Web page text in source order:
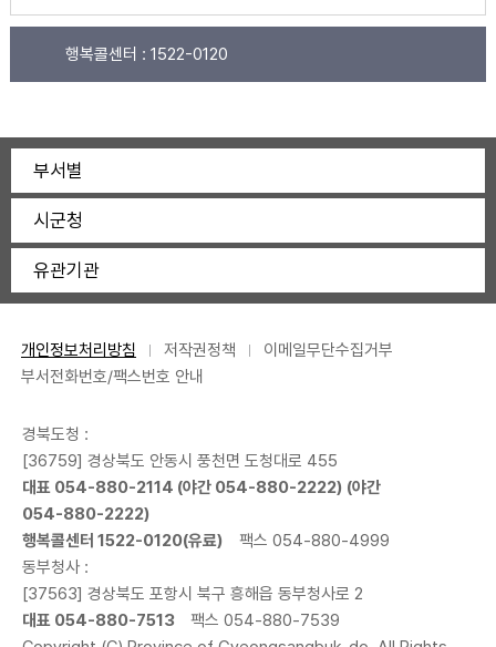
행복콜센터 : 1522-0120
부서별
시군청
유관기관
개인정보처리방침 저작권정책
이메일무단수집거부
부서전화번호/팩스번호 안내
경북도청 :
[36759] 경상북도 안동시 풍천면 도청대로 455
대표 054-880-2114 (야간 054-880-2222) (야간
054-880-2222)
행복콜센터 1522-0120(유료)
팩스 054-880-4999
동부청사 :
[37563] 경상북도 포항시 북구 흥해읍 동부청사로 2
대표 054-880-7513
팩스 054-880-7539